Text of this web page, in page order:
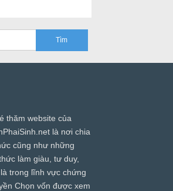
thăm website của
là nơi chia
cũng như những
làm giàu, tư duy,
trong lĩnh vực chứng
Chọn vốn được xem